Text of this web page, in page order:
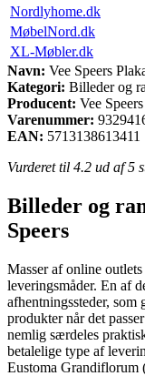
Nordlyhome.dk
MøbelNord.dk
XL-Møbler.dk
Navn: Vee Speers
Kategori: Billeder og
Producent: Vee Speers
Varenummer:
EAN: 5713138613411
Vurderet til 4.2 ud af 5
Billeder og
Speers
Masser af online
leveringsmåder. En af
afhentningssteder,
produkter når det
nemlig særdeles
betalelige type af
Eustoma Grandiflorum